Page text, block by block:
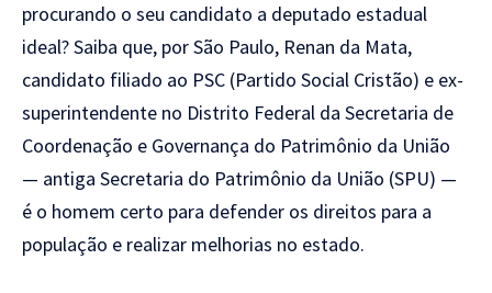
procurando o seu candidato a deputado estadual
ideal? Saiba que, por São Paulo, Renan da Mata,
candidato filiado ao PSC (Partido Social Cristão) e ex-
superintendente no Distrito Federal da Secretaria de
Coordenação e Governança do Patrimônio da União
— antiga Secretaria do Patrimônio da União (SPU) —
é o homem certo para defender os direitos para a
população e realizar melhorias no estado.